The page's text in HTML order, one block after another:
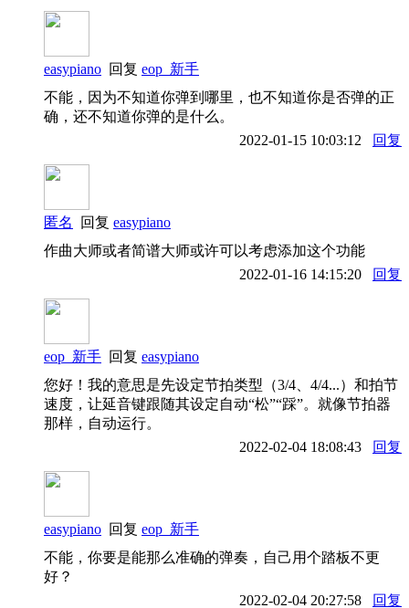
easypiano 回复 eop_新手
不能，因为不知道你弹到哪里，也不知道你是否弹的正
确，还不知道你弹的是什么。
2022-01-15 10:03:12
回复
匿名 回复 easypiano
作曲大师或者简谱大师或许可以考虑添加这个功能
2022-01-16 14:15:20
回复
eop_新手 回复 easypiano
您好！我的意思是先设定节拍类型（3/4、4/4...）和拍节
速度，让延音键跟随其设定自动“松”“踩”。就像节拍器
那样，自动运行。
2022-02-04 18:08:43
回复
easypiano 回复 eop_新手
不能，你要是能那么准确的弹奏，自己用个踏板不更
好？
2022-02-04 20:27:58
回复